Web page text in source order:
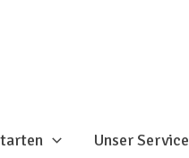
Unser Service